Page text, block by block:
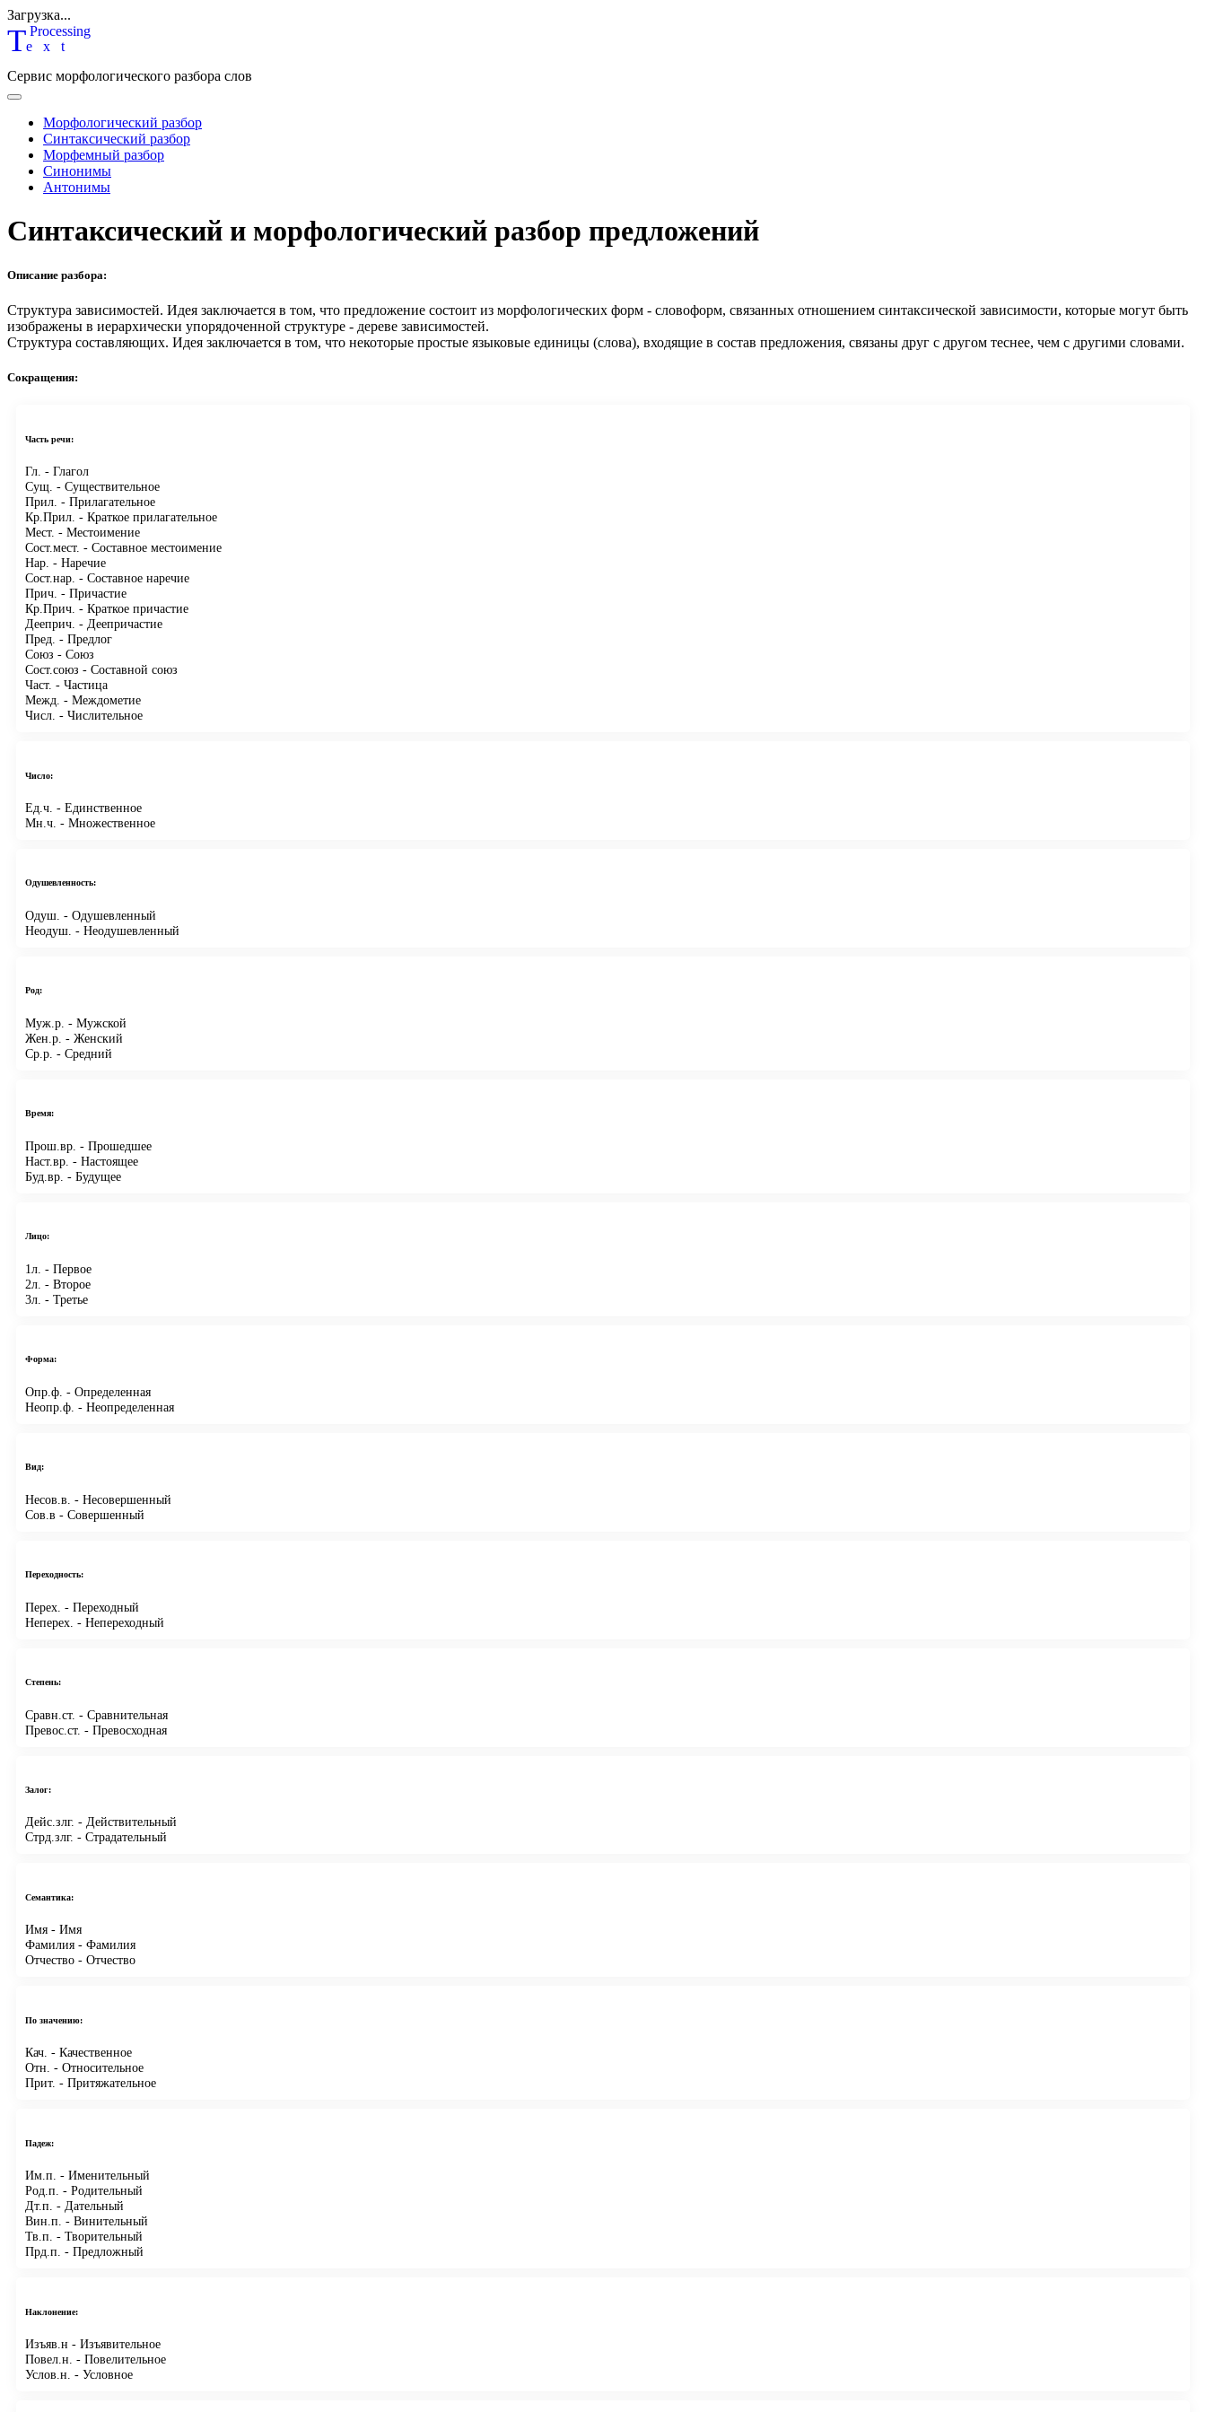
Загрузка...
Text
Processing
Сервис морфологического разбора слов
Морфологический разбор
Синтаксический разбор
Морфемный разбор
Синонимы
Антонимы
Синтаксический и морфологический разбор предложений
Описание разбора:
Структура зависимостей. Идея заключается в том, что предложение состоит из морфологических форм - словоформ, связанных отношением синтаксической зависимости, которые могут быть
изображены в иерархически упорядоченной структуре - дереве зависимостей.
Структура составляющих. Идея заключается в том, что некоторые простые языковые единицы (слова), входящие в состав предложения, связаны друг с другом теснее, чем с другими словами.
Сокращения:
Часть речи:
Гл. - Глагол
Сущ. - Существительное
Прил. - Прилагательное
Кр.Прил. - Краткое прилагательное
Мест. - Местоимение
Сост.мест. - Составное местоимение
Нар. - Наречие
Сост.нар. - Составное наречие
Прич. - Причастие
Кр.Прич. - Краткое причастие
Дееприч. - Деепричастие
Пред. - Предлог
Союз - Союз
Сост.союз - Составной союз
Част. - Частица
Межд. - Междометие
Числ. - Числительное
Число:
Ед.ч. - Единственное
Мн.ч. - Множественное
Одушевленность:
Одуш. - Одушевленный
Неодуш. - Неодушевленный
Род:
Муж.р. - Мужской
Жен.р. - Женский
Ср.р. - Средний
Время:
Прош.вр. - Прошедшее
Наст.вр. - Настоящее
Буд.вр. - Будущее
Лицо:
1л. - Первое
2л. - Второе
3л. - Третье
Форма:
Опр.ф. - Определенная
Неопр.ф. - Неопределенная
Вид:
Несов.в. - Несовершенный
Сов.в - Совершенный
Переходность:
Перех. - Переходный
Неперех. - Непереходный
Степень:
Сравн.ст. - Сравнительная
Превос.ст. - Превосходная
Залог:
Дейс.злг. - Действительный
Стрд.злг. - Страдательный
Семантика:
Имя - Имя
Фамилия - Фамилия
Отчество - Отчество
По значению:
Кач. - Качественное
Отн. - Относительное
Прит. - Притяжательное
Падеж:
Им.п. - Именительный
Род.п. - Родительный
Дт.п. - Дательный
Вин.п. - Винительный
Тв.п. - Творительный
Прд.п. - Предложный
Наклонение:
Изъяв.н - Изъявительное
Повел.н. - Повелительное
Услов.н. - Условное